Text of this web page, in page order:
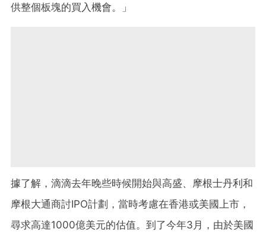
供整個板塊的買入機會。」
據了解，滴滴去年晚些時候開始與高盛、摩根士丹利和
摩根大通商討IPO計劃，當時考慮在香港或美國上市，
尋求高達1000億美元的估值。到了今年3月，由於美國